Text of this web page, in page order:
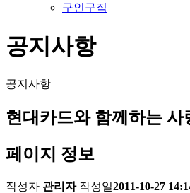
구인구직
공지사항
공지사항
현대카드와 함께하는
페이지 정보
작성자 관리자 작성일2011-10-27